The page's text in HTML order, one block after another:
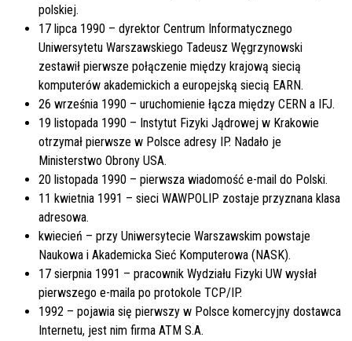
polskiej.
17 lipca 1990 – dyrektor Centrum Informatycznego
Uniwersytetu Warszawskiego Tadeusz Węgrzynowski
zestawił pierwsze połączenie między krajową siecią
komputerów akademickich a europejską siecią EARN.
26 września 1990 – uruchomienie łącza między CERN a IFJ.
19 listopada 1990 – Instytut Fizyki Jądrowej w Krakowie
otrzymał pierwsze w Polsce adresy IP. Nadało je
Ministerstwo Obrony USA.
20 listopada 1990 – pierwsza wiadomość e-mail do Polski.
11 kwietnia 1991 – sieci WAWPOLIP zostaje przyznana klasa
adresowa.
kwiecień – przy Uniwersytecie Warszawskim powstaje
Naukowa i Akademicka Sieć Komputerowa (NASK).
17 sierpnia 1991 – pracownik Wydziału Fizyki UW wysłał
pierwszego e-maila po protokole TCP/IP.
1992 – pojawia się pierwszy w Polsce komercyjny dostawca
Internetu, jest nim firma ATM S.A.